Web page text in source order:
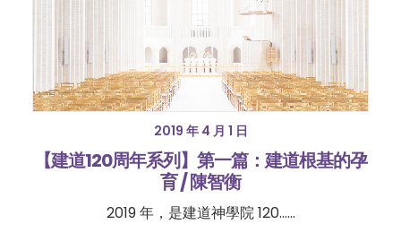
2019 年 4 月 1 日
【建道120周年系列】第一篇：建道根基的孕
育 / 陳智衡
2019 年，是建道神學院 120……